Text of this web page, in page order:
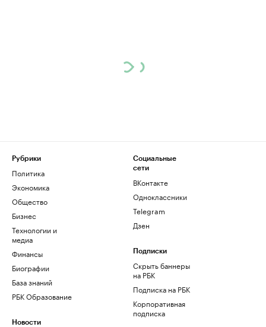
Рубрики
Политика
Экономика
Общество
Бизнес
Технологии и
медиа
Финансы
Биографии
База знаний
РБК Образование
Новости
Социальные
сети
ВКонтакте
Одноклассники
Telegram
Дзен
Подписки
Скрыть баннеры
на РБК
Подписка на РБК
Корпоративная
подписка